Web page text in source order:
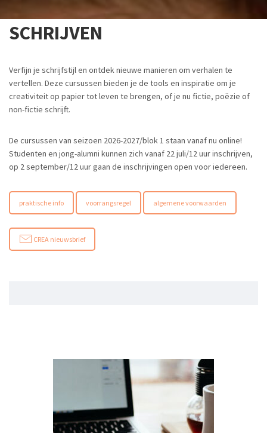
SCHRIJVEN
Verfijn je schrijfstijl en ontdek nieuwe manieren om verhalen te
vertellen. Deze cursussen bieden je de tools en inspiratie om je
creativiteit op papier tot leven te brengen, of je nu fictie, poëzie of
non-fictie schrijft.
De cursussen van seizoen 2026-2027/blok 1 staan vanaf nu online!
Studenten en jong-alumni kunnen zich vanaf 22 juli/12 uur inschrijven,
op 2 september/12 uur gaan de inschrijvingen open voor iedereen.
praktische info voorrangsregel algemene voorwaarden
CREA nieuwsbrief